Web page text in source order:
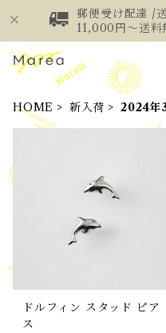
郵便受け配達 /
11,000円～送料
HOME 新入荷 2024年
ドルフィン スタッド ピア
ス